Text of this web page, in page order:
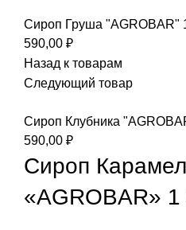
Сироп Груша "AGROBAR"
590,00 ₽
Назад к товарам
Следующий товар
Сироп Клубника
590,00 ₽
Сироп
«AGROBAR» 1